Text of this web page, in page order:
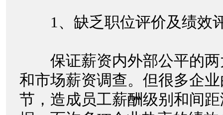
1、缺乏职位评价及绩效
保证薪资内外部公平的两
和市场薪资调查。但很多企
节，造成员工薪酬级别和间